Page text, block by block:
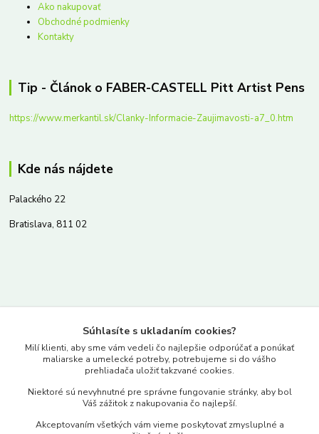
Ako nakupovať
Obchodné podmienky
Kontakty
Tip - Článok o FABER-CASTELL Pitt Artist Pens
https://www.merkantil.sk/Clanky-Informacie-Zaujimavosti-a7_0.htm
Kde nás nájdete
Palackého 22
Bratislava, 811 02
www.merkantil.sk
Pondelok-Piatok: 9.00-17.00hod.
objednavky@merkantil-obchod.sk
Súhlasíte s ukladaním cookies?
Milí klienti, aby sme vám vedeli čo najlepšie odporúčať a ponúkať
maliarske a umelecké potreby, potrebujeme si do vášho
prehliadača uložiť takzvané cookies.
Niektoré sú nevyhnutné pre správne fungovanie stránky, aby bol
Váš zážitok z nakupovania čo najlepší.
Akceptovaním všetkých vám vieme poskytovať zmysluplné a